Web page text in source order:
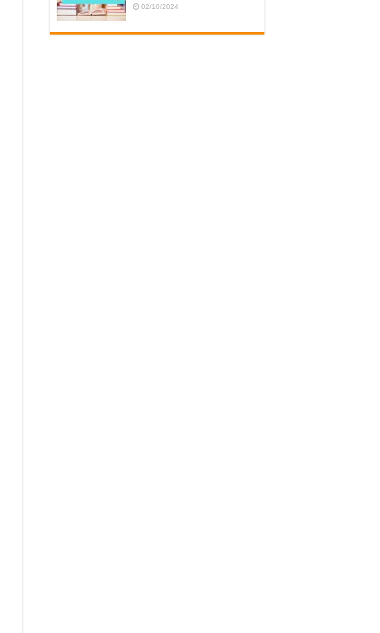
02/10/2024